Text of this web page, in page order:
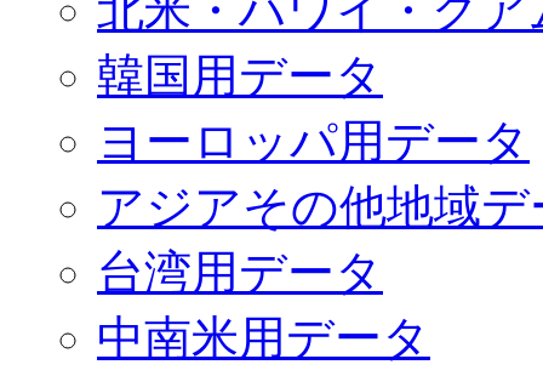
韓国用データ
ヨーロッパ用データ
アジアその他地域デ
台湾用データ
中南米用データ